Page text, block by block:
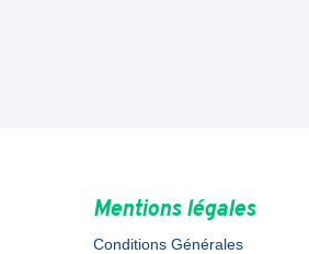
Mentions légales
Conditions Générales